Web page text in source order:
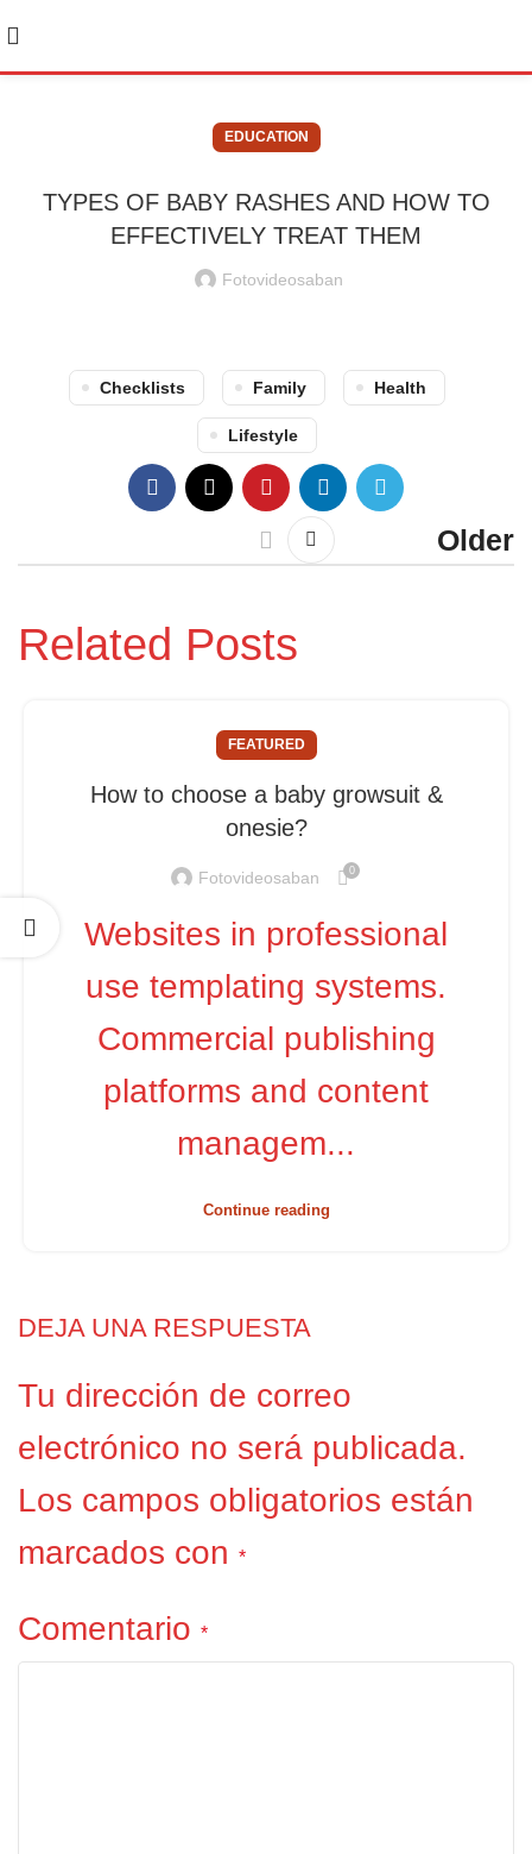
EDUCATION
TYPES OF BABY RASHES AND HOW TO
EFFECTIVELY TREAT THEM
Fotovideosaban
Checklists Family Health
Lifestyle
Older
Related Posts
FEATURED
How to choose a baby growsuit &
onesie?
Fotovideosaban 0
Websites in professional
use templating systems.
Commercial publishing
platforms and content
managem...
Continue reading
DEJA UNA RESPUESTA
Tu dirección de correo
electrónico no será publicada.
Los campos obligatorios están
marcados con *
Comentario *